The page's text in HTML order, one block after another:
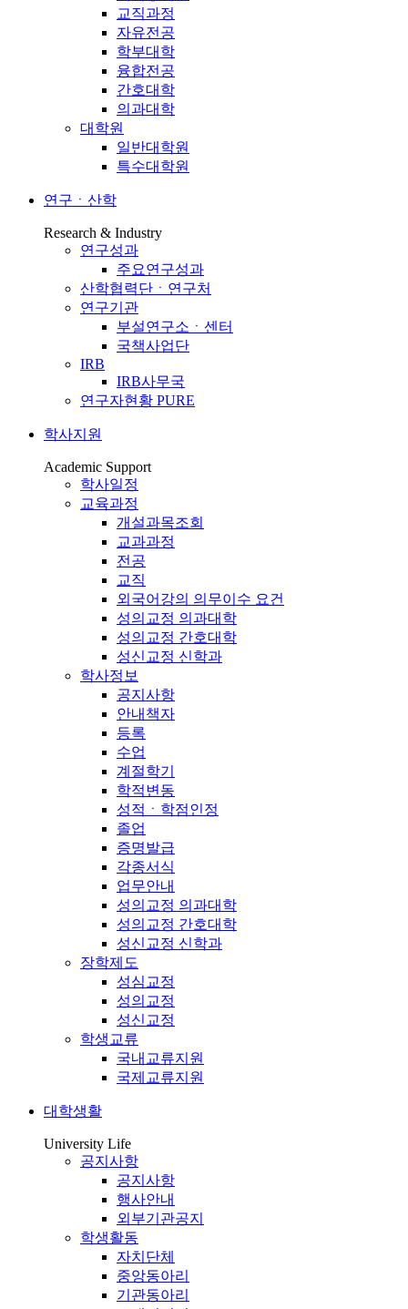
교직과정
자유전공
학부대학
융합전공
간호대학
의과대학
대학원
일반대학원
특수대학원
연구ㆍ산학
Research & Industry
연구성과
주요연구성과
산학협력단ㆍ연구처
연구기관
부설연구소ㆍ센터
국책사업단
IRB
IRB사무국
연구자현황 PURE
학사지원
Academic Support
학사일정
교육과정
개설과목조회
교과과정
전공
교직
외국어강의 의무이수 요건
성의교정 의과대학
성의교정 간호대학
성신교정 신학과
학사정보
공지사항
안내책자
등록
수업
계절학기
학적변동
성적ㆍ학점인정
졸업
증명발급
각종서식
업무안내
성의교정 의과대학
성의교정 간호대학
성신교정 신학과
장학제도
성심교정
성의교정
성신교정
학생교류
국내교류지원
국제교류지원
대학생활
University Life
공지사항
공지사항
행사안내
외부기관공지
학생활동
자치단체
중앙동아리
기관동아리